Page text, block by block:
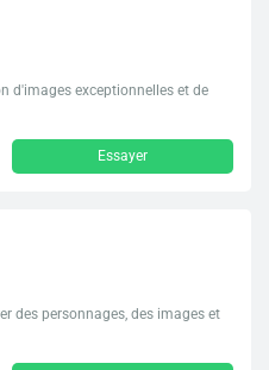
d'images exceptionnelles et de
Essayer
des personnages, des images et